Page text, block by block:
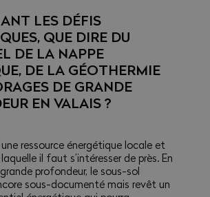
LES DÉFIS
QUE DIRE DU
DE LA NAPPE
DE LA GÉOTHERMIE
DE GRANDE
EN VALAIS ?
ressource énergétique locale et
il faut s’intéresser de près. En
profondeur, le sous-sol
sous-documenté mais revêt un